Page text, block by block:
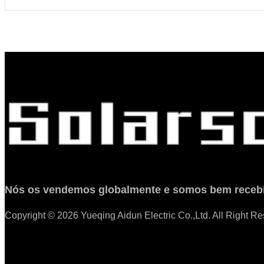
Nós os vendemos globalmente e somos bem
Copyright © 2026 Yueqing Aidun Electric Co.,Ltd. All Right